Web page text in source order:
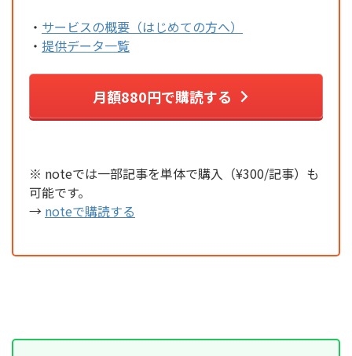
・ サービスの概要（はじめての方へ）
・ 提供データ一覧
月額880円で購読する
※ noteでは一部記事を単体で購入（¥300/記事）も
可能です。
→ noteで購読する